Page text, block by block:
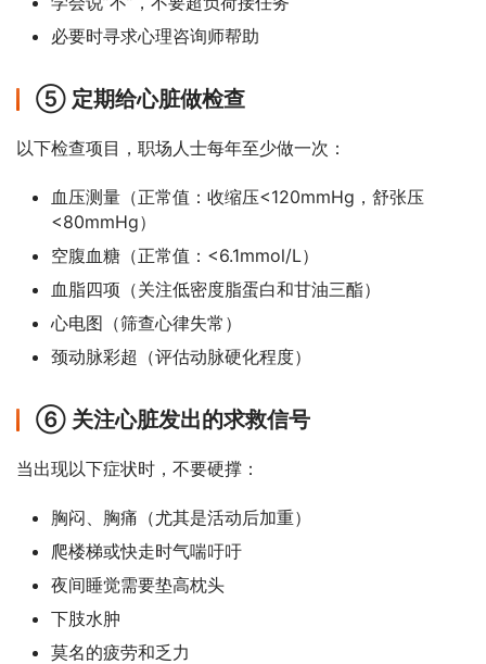
必要时寻求心理咨询师帮助
⑤ 定期给心脏做检查
以下检查项目，职场人士每年至少做一次：
血压测量（正常值：收缩压<120mmHg，舒张压
<80mmHg）
空腹血糖（正常值：<6.1mmol/L）
血脂四项（关注低密度脂蛋白和甘油三酯）
心电图（筛查心律失常）
颈动脉彩超（评估动脉硬化程度）
⑥ 关注心脏发出的求救信号
当出现以下症状时，不要硬撑：
胸闷、胸痛（尤其是活动后加重）
爬楼梯或快走时气喘吁吁
夜间睡觉需要垫高枕头
下肢水肿
莫名的疲劳和乏力